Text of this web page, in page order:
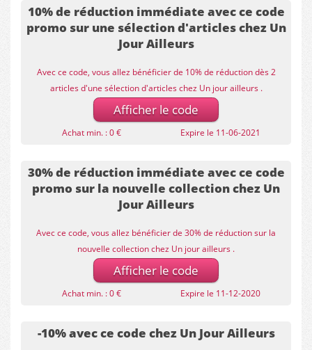
10% de réduction immédiate avec ce code
promo sur une sélection d'articles chez Un
Jour Ailleurs
Avec ce code, vous allez bénéficier de 10% de réduction dès 2
articles d'une sélection d'articles chez Un jour ailleurs .
Afficher le code
Achat min. : 0 € Expire le 11-06-2021
30% de réduction immédiate avec ce code
promo sur la nouvelle collection chez Un
Jour Ailleurs
Avec ce code, vous allez bénéficier de 30% de réduction sur la
nouvelle collection chez Un jour ailleurs .
Afficher le code
Achat min. : 0 € Expire le 11-12-2020
-10% avec ce code chez Un Jour Ailleurs